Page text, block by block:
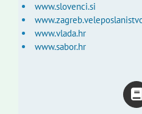
www.slovenci.si
www.vlada.hr
www.sabor.hr